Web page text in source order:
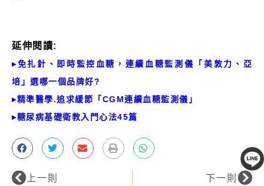
延伸閱讀:
▸免扎針、即時監控血糖，連續血糖監測儀「美敦力、亞
培 」 選哪一個品牌好?
▸精準醫學.追求緩節「CGM連續血糖監測儀」
▸糖尿病基礎衛教入門心法45篇
上一則 下一則
線上客服